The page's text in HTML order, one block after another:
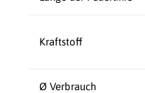
Kraftstoff
Ø Verbrauch